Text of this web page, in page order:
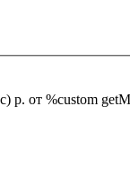
р. от %custom